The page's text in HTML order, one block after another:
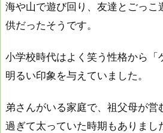
海や山で遊び回り、友達とごっこ
供だったそうです。
小学校時代はよく笑う性格から「
明るい印象を与えていました。
弟さんがいる家庭で、祖父母が
過ぎて太っていた時期もありまし